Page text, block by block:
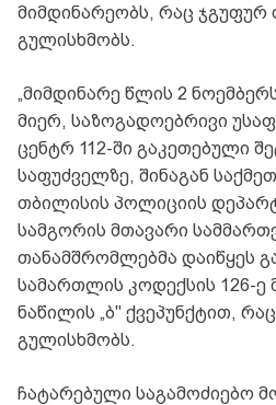
მიმდინარეობს, რაც ჯგუფურ
გულისხმობს.
„მიმდინარე წლის 2
მიერ, საზოგადოებრივი
ცენტრ 112-ში გაკეთებული
საფუძველზე, შინაგან
თბილისის პოლიციის
სამგორის მთავარი
თანამშრომლებმა დაიწყეს
სამართლის კოდექსის 126-ე
ნაწილის „ბ" ქვეპუნქტით,
გულისხმობს.
ჩატარებული საგამოძიებო